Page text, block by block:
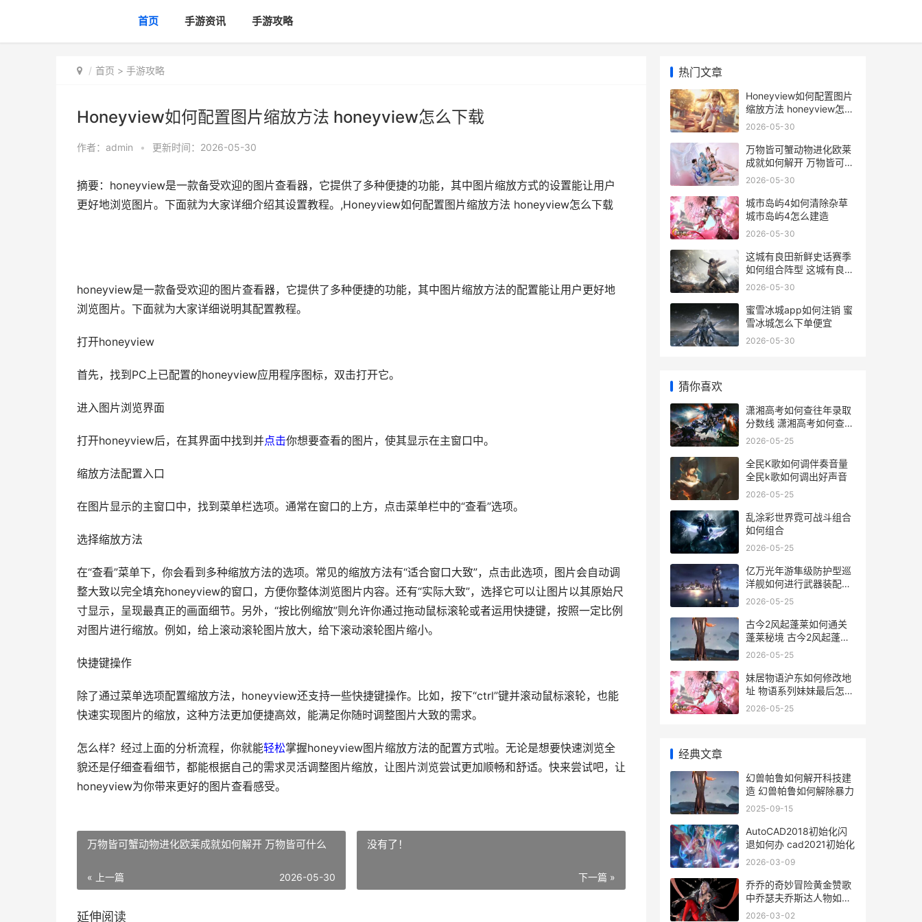
首页 手游资讯 手游攻略
首页 > 手游攻略
Honeyview如何配置图片缩放方法 honeyview怎么下载
作者： admin • 更新时间：2026-05-30
摘要：honeyview是一款备受欢迎的图片查看器，它提供了多种便捷的功能，其中图片缩放方式的设置能让用户
更好地浏览图片。下面就为大家详细介绍其设置教程。,Honeyview如何配置图片缩放方法 honeyview怎么下载
honeyview是一款备受欢迎的图片查看器，它提供了多种便捷的功能，其中图片缩放方法的配置能让用户更好地
浏览图片。下面就为大家详细说明其配置教程。
打开honeyview
首先，找到PC上已配置的honeyview应用程序图标，双击打开它。
进入图片浏览界面
打开honeyview后，在其界面中找到并点击你想要查看的图片，使其显示在主窗口中。
缩放方法配置入口
在图片显示的主窗口中，找到菜单栏选项。通常在窗口的上方，点击菜单栏中的“查看”选项。
选择缩放方法
在“查看”菜单下，你会看到多种缩放方法的选项。常见的缩放方法有“适合窗口大致”，点击此选项，图片会自动调
整大致以完全填充honeyview的窗口，方便你整体浏览图片内容。还有“实际大致”，选择它可以让图片以其原始尺
寸显示，呈现最真正的画面细节。另外，“按比例缩放”则允许你通过拖动鼠标滚轮或者运用快捷键，按照一定比例
对图片进行缩放。例如，给上滚动滚轮图片放大，给下滚动滚轮图片缩小。
快捷键操作
除了通过菜单选项配置缩放方法，honeyview还支持一些快捷键操作。比如，按下“ctrl”键并滚动鼠标滚轮，也能
快速实现图片的缩放，这种方法更加便捷高效，能满足你随时调整图片大致的需求。
怎么样？经过上面的分析流程，你就能轻松掌握honeyview图片缩放方法的配置方式啦。无论是想要快速浏览全
貌还是仔细查看细节，都能根据自己的需求灵活调整图片缩放，让图片浏览尝试更加顺畅和舒适。快来尝试吧，让
honeyview为你带来更好的图片查看感受。
万物皆可蟹动物进化欧莱成就如何解开 万物皆可什么
« 上一篇 2026-05-30
没有了！
下一篇 »
延伸阅读
热门文章
Honeyview如何配置图片
缩放方法 honeyview怎么
下载
2026-05-30
万物皆可蟹动物进化欧莱
成就如何解开 万物皆可什
么
2026-05-30
城市岛屿4如何清除杂草
城市岛屿4怎么建造
2026-05-30
这城有良田新鲜史话赛季
如何组合阵型 这城有良田
新鲜羊肉店吗
2026-05-30
蜜雪冰城app如何注销 蜜
雪冰城怎么下单便宜
2026-05-30
猜你喜欢
潇湘高考如何查往年录取
分数线 潇湘高考如何查询
单招学校操作流程
2026-05-25
全民K歌如何调伴奏音量
全民k歌如何调出好声音
2026-05-25
乱涂彩世界霓可战斗组合
如何组合
2026-05-25
亿万光年游隼级防护型巡
洋舰如何进行武器装配主
推 亿光年多大了
2026-05-25
古今2风起蓬莱如何通关
蓬莱秘境 古今2风起蓬莱
官网
2026-05-25
妹居物语沪东如何修改地
址 物语系列妹妹最后怎么
样了
2026-05-25
经典文章
幻兽帕鲁如何解开科技建
造 幻兽帕鲁如何解除暴力
2025-09-15
AutoCAD2018初始化闪
退如何办 cad2021初始化
2026-03-09
乔乔的奇妙冒险黄金赞歌
中乔瑟夫乔斯达人物如何
乔乔的奇妙冒险出招表
2026-03-02